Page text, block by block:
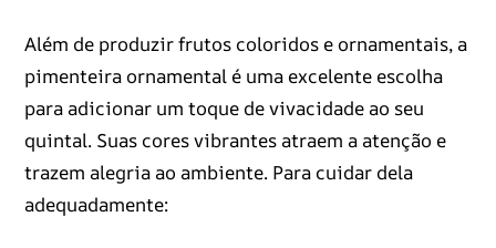
Além de produzir frutos coloridos e ornamentais, a
pimenteira ornamental é uma excelente escolha
para adicionar um toque de vivacidade ao seu
quintal. Suas cores vibrantes atraem a atenção e
trazem alegria ao ambiente. Para cuidar dela
adequadamente: